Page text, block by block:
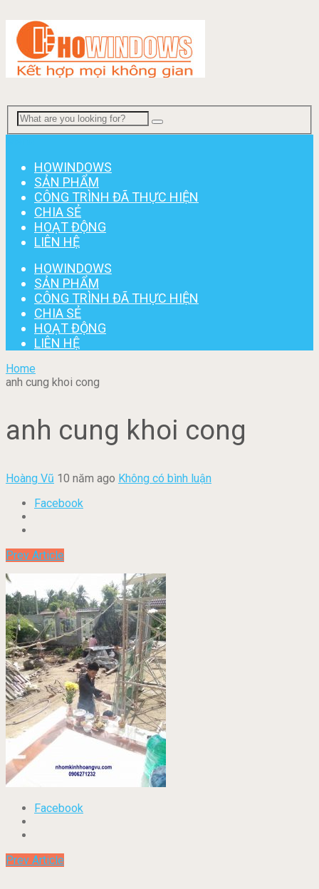
HOWINDOWS
SẢN PHẨM
CÔNG TRÌNH ĐÃ THỰC HIỆN
CHIA SẺ
HOẠT ĐỘNG
LIÊN HỆ
HOWINDOWS
SẢN PHẨM
CÔNG TRÌNH ĐÃ THỰC HIỆN
CHIA SẺ
HOẠT ĐỘNG
LIÊN HỆ
Home
anh cung khoi cong
anh cung khoi cong
Hoàng Vũ 10 năm ago Không có bình luận
Facebook
Prev Article
Facebook
Prev Article